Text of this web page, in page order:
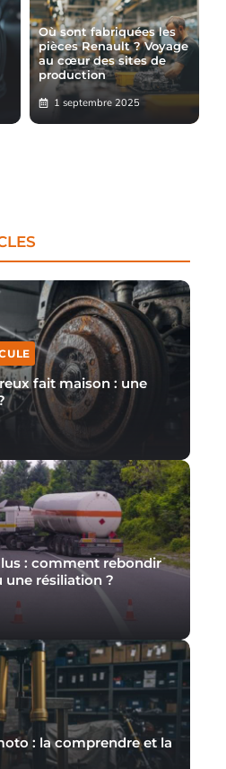
Où sont fabriquées les
pièces Renault ? Voyage
au cœur des sites de
production
1 septembre 2025
fait maison : une
: comment rebondir
une résiliation ?
: la comprendre et la